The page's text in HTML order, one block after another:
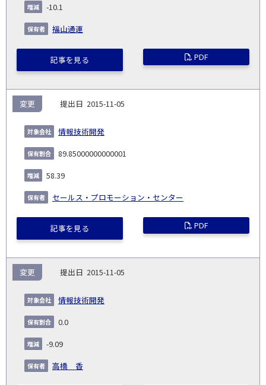
-10.1
福山通運
記事を見る PDF
2015-11-05
情報技術開発
変更
89.85000000000001
58.39
セールス・プロモーション・センター
記事を見る PDF
2015-11-05
情報技術開発
変更
0.0
-9.09
高橋 香